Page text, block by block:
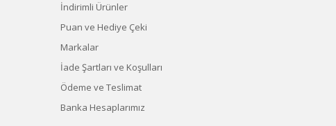
İndirimli Ürünler
Puan ve Hediye Çeki
Markalar
İade Şartları ve Koşulları
Ödeme ve Teslimat
Banka Hesaplarımız